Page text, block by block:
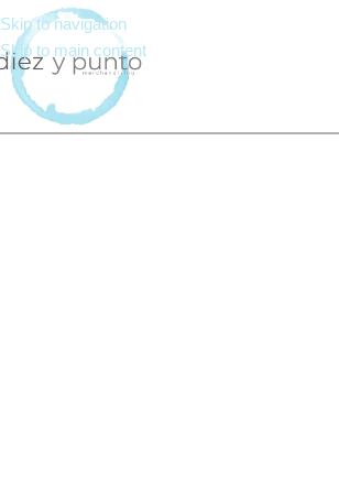
Skip to navigation
Skip to main content